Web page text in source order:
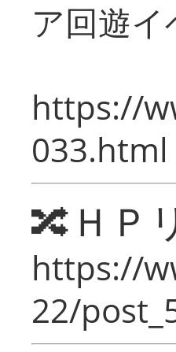
ア回遊
https://
033.html
🔀ＨＰ
https://
22/